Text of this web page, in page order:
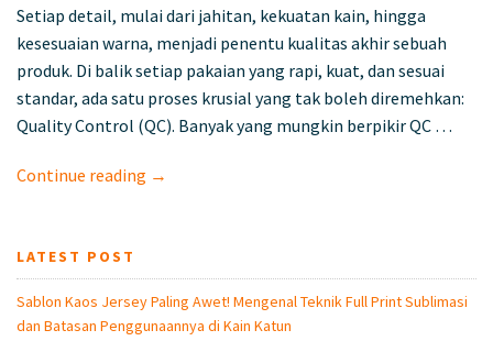
Setiap detail, mulai dari jahitan, kekuatan kain, hingga
kesesuaian warna, menjadi penentu kualitas akhir sebuah
produk. Di balik setiap pakaian yang rapi, kuat, dan sesuai
standar, ada satu proses krusial yang tak boleh diremehkan:
Quality Control (QC). Banyak yang mungkin berpikir QC …
Continue reading →
LATEST POST
Sablon Kaos Jersey Paling Awet! Mengenal Teknik Full Print Sublimasi
dan Batasan Penggunaannya di Kain Katun